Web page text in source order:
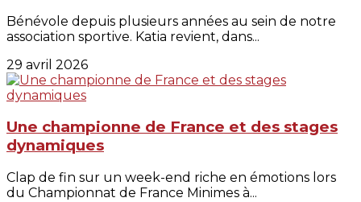
Bénévole depuis plusieurs années au sein de notre
association sportive. Katia revient, dans...
29 avril 2026
Une championne de France et des stages
dynamiques
Clap de fin sur un week-end riche en émotions lors
du Championnat de France Minimes à...